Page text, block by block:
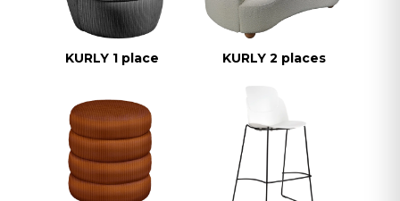
KURLY 1 place KURLY 2 places